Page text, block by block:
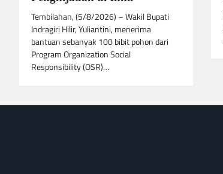
Tembilahan, (5/8/2026) – Wakil Bupati
Indragiri Hilir, Yuliantini, menerima
bantuan sebanyak 100 bibit pohon dari
Program Organization Social
Responsibility (OSR)…